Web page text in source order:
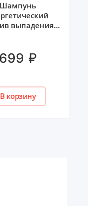
Шампунь
выпадения
699 ₽
В корзину